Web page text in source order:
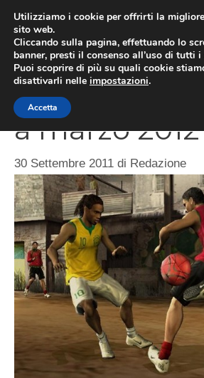
contenuto
FIFA Street 4
a marzo 2012
30 Settembre 2011 di Redazione
Utilizziamo i cookie per offrirti la
sito web.
Cliccando sulla pagina, effettuando lo
banner, presti il consenso all’uso di tutti
Puoi scoprire di più su quali cookie
disattivarli nelle impostazioni.
Accetta